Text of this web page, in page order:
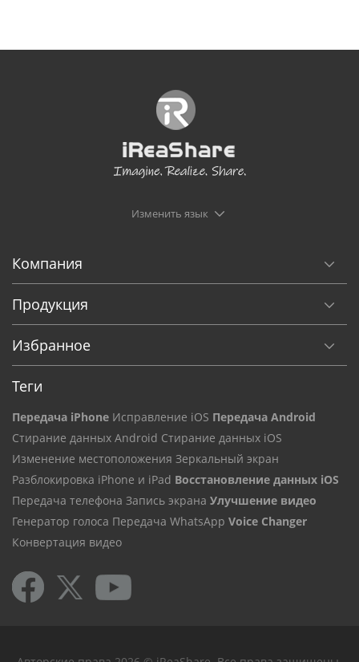
Изменить язык
Компания
Продукция
Избранное
Теги
Передача iPhone Исправление iOS Передача Android
Стирание данных Android Стирание данных iOS
Изменение местоположения Зеркальный экран
Разблокировка iPhone и iPad Восстановление данных iOS
Передача телефона Запись экрана Улучшение видео
Генератор голоса Передача WhatsApp Voice Changer
Конвертация видео